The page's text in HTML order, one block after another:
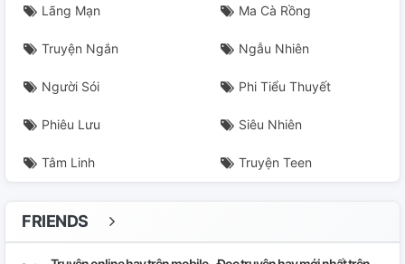
Chương 25
Chương 26
Chương 27
Chương 28
Chương 29
Ngoại Truyện 3: Hoa Quỳnh Vấy Máu (r16)
Lãng Mạn Ma Cà Rồng
Truyện Ngắn Ngẫu Nhiên
Người Sói Phi Tiểu Thuyết
Phiêu Lưu Siêu Nhiên
Tâm Linh Truyện Teen
FRIENDS